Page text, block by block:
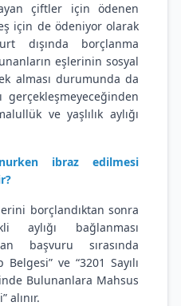
çiftler için ödenen
için de ödeniyor olarak
dışında borçlanma
eşlerinin sosyal
alması durumunda da
ve yaşlılık aylığı
ibraz edilmesi
borçlandıktan sonra
aylığı bağlanması
başvuru sırasında
Belgesi” ve “3201 Sayılı
Bulunanlara Mahsus
alınır.